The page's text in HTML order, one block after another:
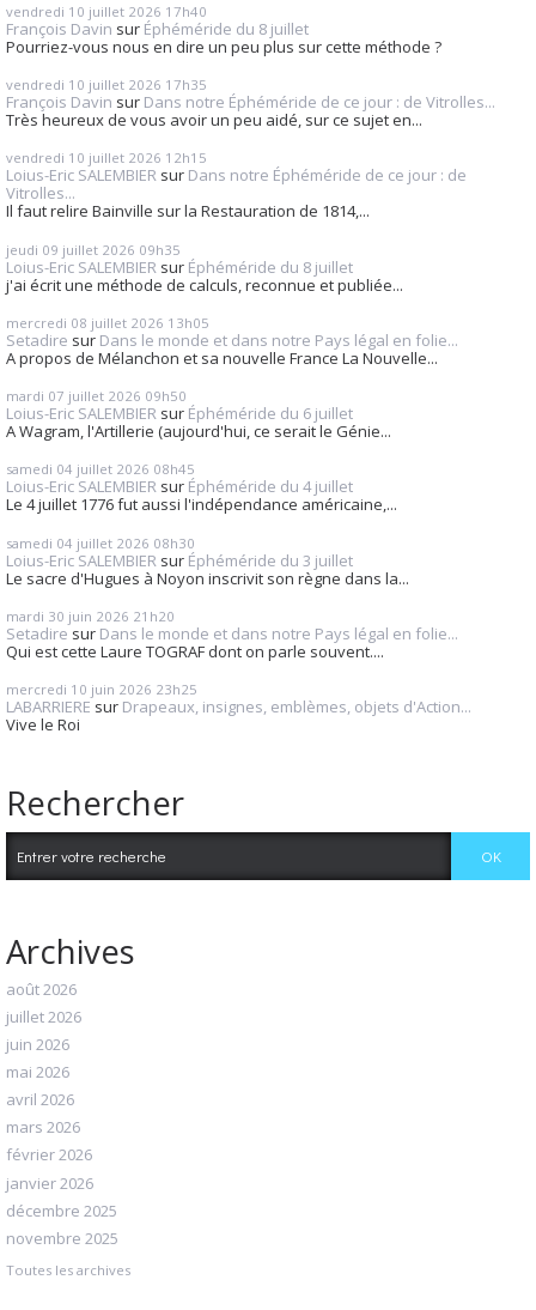
vendredi 10 juillet 2026 17h40
François Davin sur Éphéméride du 8 juillet
Pourriez-vous nous en dire un peu plus sur cette méthode ?
vendredi 10 juillet 2026 17h35
François Davin sur Dans notre Éphéméride de ce jour : de Vitrolles...
Très heureux de vous avoir un peu aidé, sur ce sujet en...
vendredi 10 juillet 2026 12h15
Loius-Eric SALEMBIER sur Dans notre Éphéméride de ce jour : de
Vitrolles...
Il faut relire Bainville sur la Restauration de 1814,...
jeudi 09 juillet 2026 09h35
Loius-Eric SALEMBIER sur Éphéméride du 8 juillet
j'ai écrit une méthode de calculs, reconnue et publiée...
mercredi 08 juillet 2026 13h05
Setadire sur Dans le monde et dans notre Pays légal en folie...
A propos de Mélanchon et sa nouvelle France La Nouvelle...
mardi 07 juillet 2026 09h50
Loius-Eric SALEMBIER sur Éphéméride du 6 juillet
A Wagram, l'Artillerie (aujourd'hui, ce serait le Génie...
samedi 04 juillet 2026 08h45
Loius-Eric SALEMBIER sur Éphéméride du 4 juillet
Le 4 juillet 1776 fut aussi l'indépendance américaine,...
samedi 04 juillet 2026 08h30
Loius-Eric SALEMBIER sur Éphéméride du 3 juillet
Le sacre d'Hugues à Noyon inscrivit son règne dans la...
mardi 30 juin 2026 21h20
Setadire sur Dans le monde et dans notre Pays légal en folie...
Qui est cette Laure TOGRAF dont on parle souvent....
mercredi 10 juin 2026 23h25
LABARRIERE sur Drapeaux, insignes, emblèmes, objets d'Action...
Vive le Roi
Rechercher
Archives
août 2026
juillet 2026
juin 2026
mai 2026
avril 2026
mars 2026
février 2026
janvier 2026
décembre 2025
novembre 2025
Toutes les archives